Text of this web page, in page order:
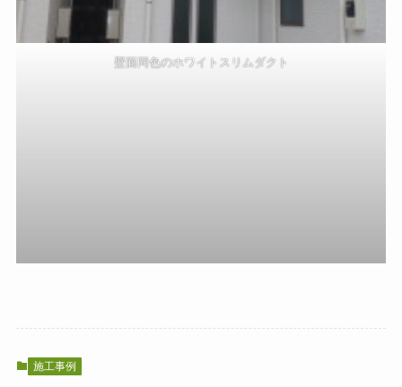
壁面同色のホワイトスリムダクト
施工事例